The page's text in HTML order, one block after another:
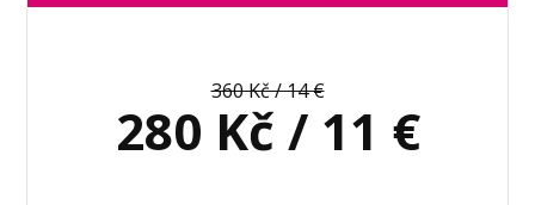
360 Kč / 14 €
280 Kč / 11 €